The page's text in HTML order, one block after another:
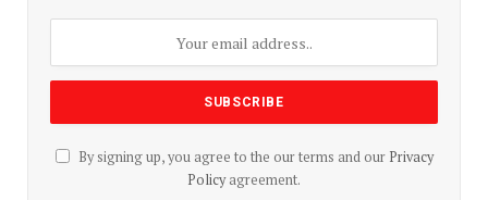
By signing up, you agree to the our terms and our Privacy
Policyagreement.